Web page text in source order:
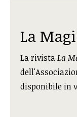
La
La rivistaLa
disponibile in